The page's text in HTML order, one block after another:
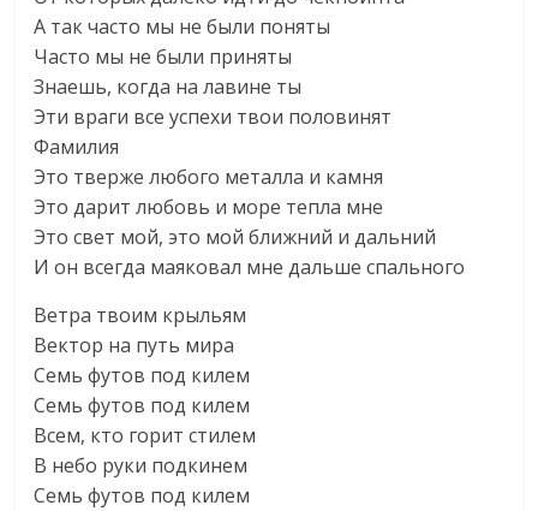
А так часто мы не были поняты
Часто мы не были приняты
Знаешь, когда на лавине ты
Эти враги все успехи твои половинят
Фамилия
Это тверже любого металла и камня
Это дарит любовь и море тепла мне
Это свет мой, это мой ближний и дальний
И он всегда маяковал мне дальше спального
Ветра твоим крыльям
Вектор на путь мира
Семь футов под килем
Семь футов под килем
Всем, кто горит стилем
В небо руки подкинем
Семь футов под килем